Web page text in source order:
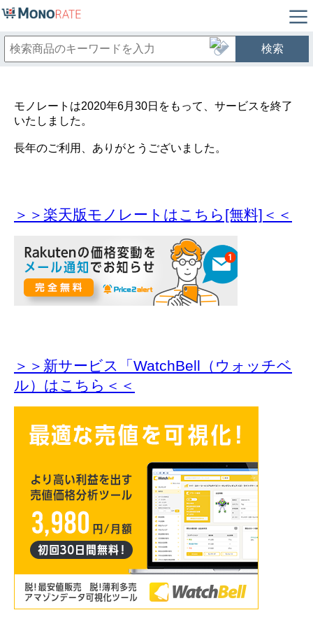
検索
モノレートは2020年6月30日をもって、サービスを終了
いたしました。
長年のご利用、ありがとうございました。
＞＞楽天版モノレートはこちら[無料]＜＜
＞＞新サービス「WatchBell（ウォッチベ
ル）はこちら＜＜